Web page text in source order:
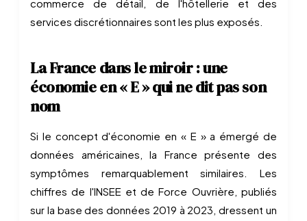
commerce de détail, de l'hôtellerie et des
services discrétionnaires sont les plus exposés.
La France dans le miroir : une
économie en « E » qui ne dit pas son
nom
Si le concept d'économie en « E » a émergé de
données américaines, la France présente des
symptômes remarquablement similaires. Les
chiffres de l'INSEE et de Force Ouvrière, publiés
sur la base des données 2019 à 2023, dressent un